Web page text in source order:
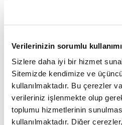
Verilerinizin sorumlu kullanımı
Sizlere daha iyi bir hizmet
Sitemizde kendimize ve
kullanılmaktadır. Bu çerezler
verileriniz işlenmekte olup
toplumu hizmetlerinin
kullanılmaktadır. Diğer
hazırlanan sınırlı
Centenary Private
kişiselleştirme
Collective tarafından
çalışmanın ve 40 bin